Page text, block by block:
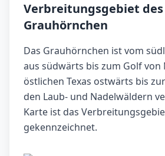
Verbreitungsgebiet des
Grauhörnchen
Das Grauhörnchen ist vom
aus südwärts bis zum Golf von
östlichen Texas ostwärts bis
den Laub- und Nadelwäldern
Karte ist das
gekennzeichnet.